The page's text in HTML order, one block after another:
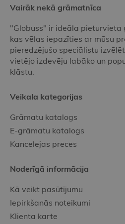
Vairāk nekā grāmatnīca
"Globuss" ir ideāla pieturvieta
kas vēlas iepazīties ar mūsu
pieredzējušo speciālistu
vietējo izdevēju labāko un
klāstu.
Veikala kategorijas
Grāmatu katalogs
E-grāmatu katalogs
Kancelejas preces
Noderīgā informācija
Kā veikt pasūtījumu
Iepirkšanās noteikumi
Klienta karte